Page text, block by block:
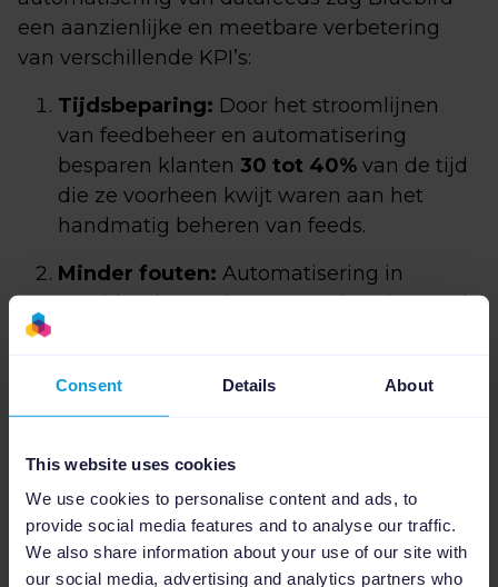
Consent Details About
This website uses cookies
We use cookies to personalise content and ads, to
provide social media features and to analyse our traffic.
We also share information about your use of our site with
our social media, advertising and analytics partners who
een aanzienlijke en meetbare verbetering
van verschillende KPI’s:
Tijdsbeparing: Door het stroomlijnen
van feedbeheer en automatisering
besparen klanten 30 tot 40% van de tijd
die ze voorheen kwijt waren aan het
handmatig beheren van feeds.
Minder fouten: Automatisering in
combinatie met het op regels gebaseerde
kostbare fouten die gemaakt worden bij
het handmatig beheren van feeds.
Verbeterde prestaties:
optimaliseren van productinformatie en
het inzetten van andere Channable-
functies verhoogt de gemiddelde